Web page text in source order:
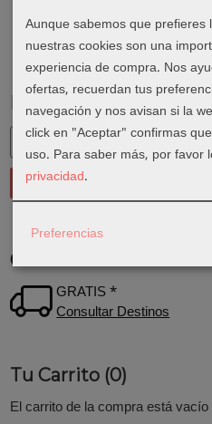
Marcas
Costes de Envío
GRATIS *
Consultar Destinos
Tu Carrito (0)
El carrito de la compra está vacío
Aunque sabemos que prefieres
nuestras cookies son una
experiencia de compra. Nos
ofertas, recuerdan tus
navegación y nos avisan si la
click en "Aceptar" confirmas
uso. Para saber más, por favor
privacidad.
Preferencias